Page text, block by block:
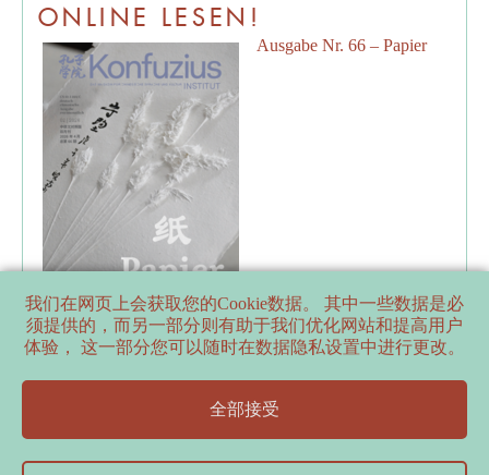
ONLINE LESEN!
Ausgabe Nr. 66 – Papier
我们在网页上会获取您的Cookie数据。 其中一些数据是必
须提供的，而另一部分则有助于我们优化网站和提高用户
体验， 这一部分您可以随时在数据隐私设置中进行更改。
全部接受